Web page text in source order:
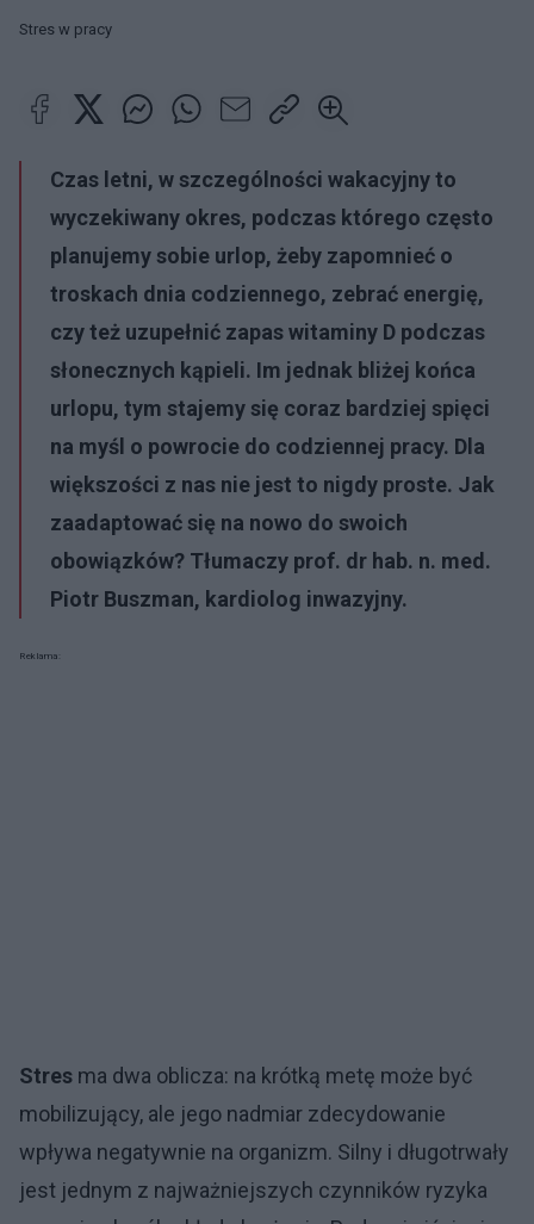
Stres w pracy
Czas letni, w szczególności wakacyjny to
wyczekiwany okres, podczas którego często
planujemy sobie urlop, żeby zapomnieć o
troskach dnia codziennego, zebrać energię,
czy też uzupełnić zapas witaminy D podczas
słonecznych kąpieli. Im jednak bliżej końca
urlopu, tym stajemy się coraz bardziej spięci
na myśl o powrocie do codziennej pracy. Dla
większości z nas nie jest to nigdy proste. Jak
zaadaptować się na nowo do swoich
obowiązków? Tłumaczy prof. dr hab. n. med.
Piotr Buszman, kardiolog inwazyjny.
Reklama:
Stres ma dwa oblicza: na krótką metę może być
mobilizujący, ale jego nadmiar zdecydowanie
wpływa negatywnie na organizm. Silny i długotrwały
jest jednym z najważniejszych czynników ryzyka